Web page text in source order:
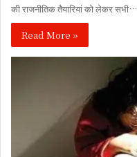
की राजनीतिक तैयारियां को लेकर सभी…
Read More »